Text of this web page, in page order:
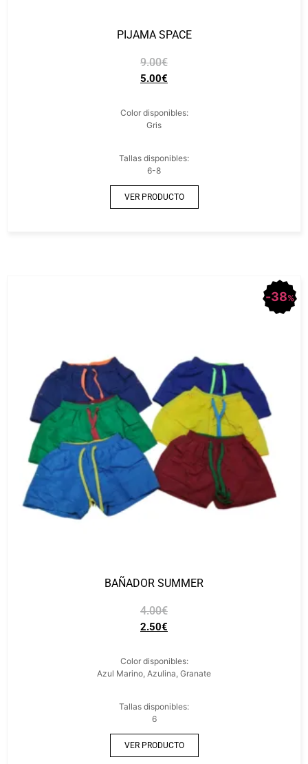
PIJAMA SPACE
9.00€
5.00€
Color disponibles:
Gris
Tallas disponibles:
6-8
VER PRODUCTO
38%
BAÑADOR SUMMER
4.00€
2.50€
Color disponibles:
Azul Marino, Azulina, Granate
Tallas disponibles:
6
VER PRODUCTO